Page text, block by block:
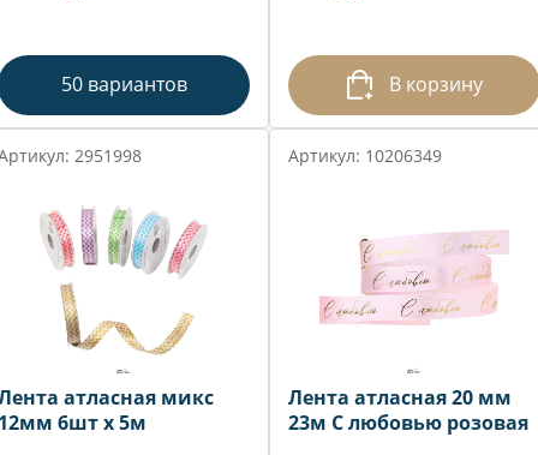
50 вариантов В корзину
2951998
атласная микс
6шт х 5м
Артикул: 10206349
Лента атласная 20 мм
23м С любовью розовая